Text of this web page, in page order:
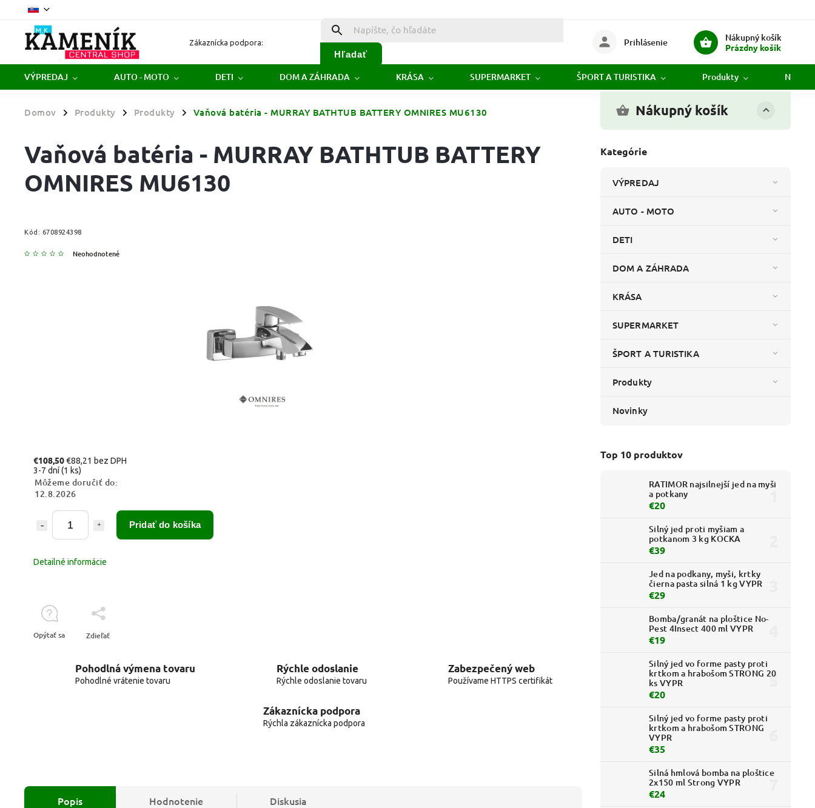
Zákaznícka podpora:
Hľadať
Nákupný košík
Prázdny košík
Prihlásenie
VÝPREDAJ AUTO - MOTO DETI DOM A ZÁHRADA KRÁSA SUPERMARKET ŠPORT A TURISTIKA Produkty
Domov / Produkty / Produkty / Vaňová batéria - MURRAY BATHTUB BATTERY OMNIRES MU6130 Nákupný košík
Kategórie
VÝPREDAJ
AUTO - MOTO
DETI
DOM A ZÁHRADA
KRÁSA
SUPERMARKET
ŠPORT A TURISTIKA
Produkty
Novinky
Top 10 produktov
RATIMOR najsilnejší jed na myši
a potkany
€20
Silný jed proti myšiam a
potkanom 3 kg KOCKA
€39
Jed na podkany, myši, krtky
čierna pasta silná 1 kg VYPR
€29
Bomba/granát na ploštice No-
Pest 4Insect 400 ml VYPR
€19
Silný jed vo forme pasty proti
krtkom a hrabošom STRONG 20
ks VYPR
€20
Silný jed vo forme pasty proti
krtkom a hrabošom STRONG
VYPR
€35
Silná hmlová bomba na ploštice
2x150 ml Strong VYPR
€24
Vaňová batéria - MURRAY BATHTUB BATTERY
OMNIRES MU6130
Kód: 6708924398
Neohodnotené
€108,50€88,21 bez DPH
3-7 dní(1 ks)
Môžeme doručiť do:
12.8.2026
Pridať do košíka
Detailné informácie
Opýtať sa Zdieľať
Pohodlná výmena tovaru
Pohodlné vrátenie tovaru
Rýchle odoslanie
Rýchle odoslanie tovaru
Zabezpečený web
Používame HTTPS certifikát
Zákaznícka podpora
Rýchla zákaznícka podpora
Popis Hodnotenie Diskusia